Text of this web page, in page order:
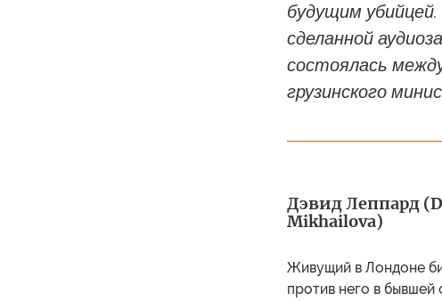
будущим
сделанной
состоялась
грузинского
Дэвид Леппард
Mikhailova)
Живущий в Лондоне
против него в бывшей